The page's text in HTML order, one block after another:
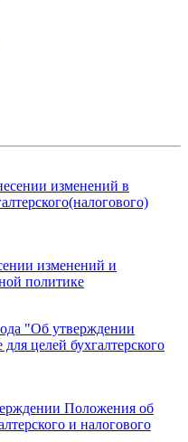
изменений в
изменений и
политике
"Об утверждении
целей бухгалтерского
Положения об
и налогового